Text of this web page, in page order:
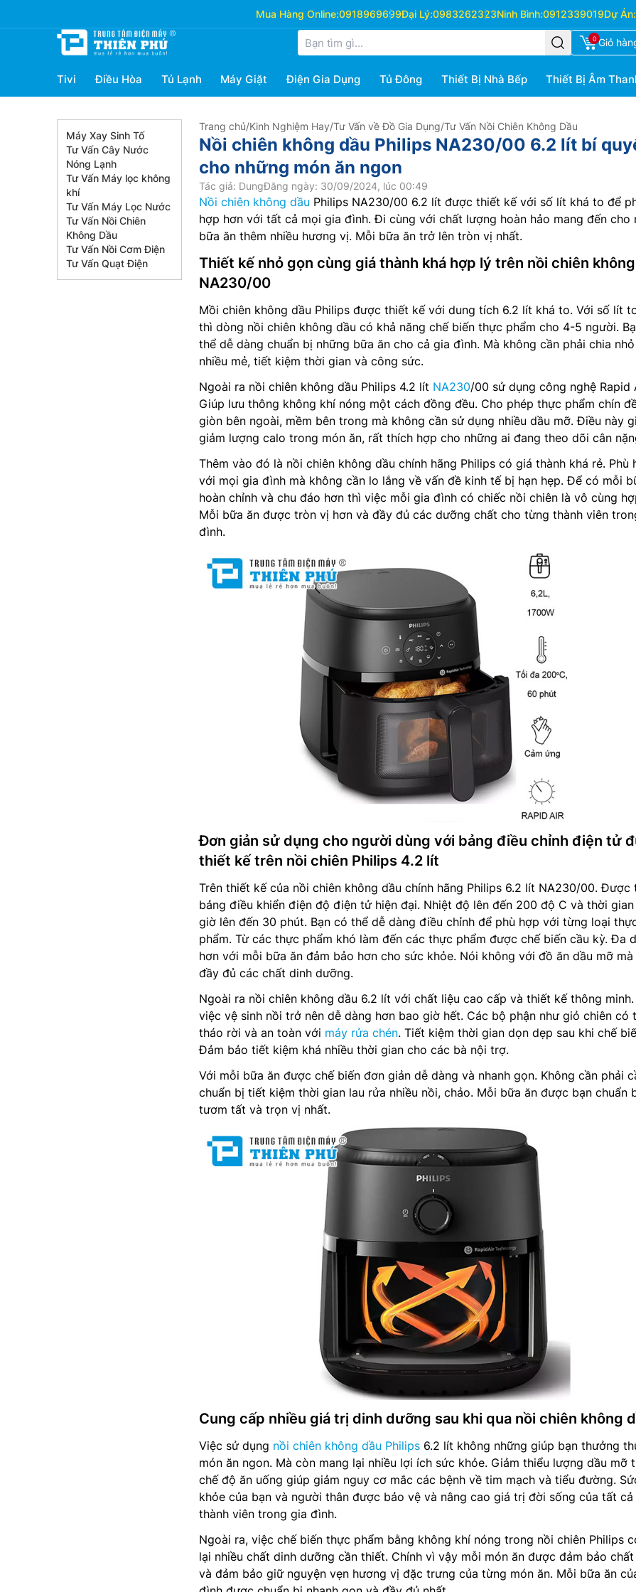
Mua Hàng Online:0918969699Đại Lý:0983262323Ninh Bình:0912339019Dự Án:
0 Giỏ
Tivi Điều Hòa Tủ Lạnh Máy Giặt Điện Gia Dụng Tủ Đông Thiết Bị Nhà Bếp Thiết Bị Âm
Máy Xay Sinh Tố
Tư Vấn Cây Nước
Nóng Lạnh
Tư Vấn Máy lọc không
khí
Tư Vấn Máy Lọc Nước
Tư Vấn Nồi Chiên
Không Dầu
Tư Vấn Nồi Cơm Điện
Tư Vấn Quạt Điện
Trang chủ/Kinh Nghiệm Hay/Tư Vấn về Đồ Gia Dụng/Tư Vấn Nồi Chiên Không Dầu
Nồi chiên không dầu Philips NA230/00 6.2 lít bí
cho những món ăn ngon
Tác giả: DungĐăng ngày: 30/09/2024, lúc 00:49
Nồi chiên không dầu Philips NA230/00 6.2 lít được thiết kế với số lít khá to để
hợp hơn với tất cả mọi gia đình. Đi cùng với chất lượng hoàn hảo mang đến cho
bữa ăn thêm nhiều hương vị. Mỗi bữa ăn trở lên tròn vị nhất.
Thiết kế nhỏ gọn cùng giá thành khá hợp lý trên nồi chiên
NA230/00
Mồi chiên không dầu Philips được thiết kế với dung tích 6.2 lít khá to. Với số lít
thì dòng nồi chiên không dầu có khả năng chế biến thực phẩm cho 4-5 người.
thể dễ dàng chuẩn bị những bữa ăn cho cả gia đình. Mà không cần phải chia
nhiều mẻ, tiết kiệm thời gian và công sức.
Ngoài ra nồi chiên không dầu Philips 4.2 lít NA230/00 sử dụng công nghệ Rapid
Giúp lưu thông không khí nóng một cách đồng đều. Cho phép thực phẩm chín
giòn bên ngoài, mềm bên trong mà không cần sử dụng nhiều dầu mỡ. Điều này
giảm lượng calo trong món ăn, rất thích hợp cho những ai đang theo dõi cân
Thêm vào đó là nồi chiên không dầu chính hãng Philips có giá thành khá rẻ. Phù
với mọi gia đình mà không cần lo lắng về vấn đề kinh tế bị hạn hẹp. Để có mỗi
hoàn chỉnh và chu đáo hơn thì việc mỗi gia đình có chiếc nồi chiên là vô cùng
Mỗi bữa ăn được tròn vị hơn và đầy đủ các dưỡng chất cho từng thành viên
đình.
Đơn giản sử dụng cho người dùng với bảng điều chỉnh điện tử
thiết kế trên nồi chiên Philips 4.2 lít
Trên thiết kế của nồi chiên không dầu chính hãng Philips 6.2 lít NA230/00. Được
bảng điều khiển điện độ điện tử hiện đại. Nhiệt độ lên đến 200 độ C và thời gian
giờ lên đến 30 phút. Bạn có thể dễ dàng điều chỉnh để phù hợp với từng loại
phẩm. Từ các thực phẩm khó làm đến các thực phẩm được chế biến cầu kỳ. Đa
hơn với mỗi bữa ăn đảm bảo hơn cho sức khỏe. Nói không với đồ ăn dầu mỡ mà
đầy đủ các chất dinh dưỡng.
Ngoài ra nồi chiên không dầu 6.2 lít với chất liệu cao cấp và thiết kế thông minh.
việc vệ sinh nồi trở nên dễ dàng hơn bao giờ hết. Các bộ phận như giỏ chiên có
tháo rời và an toàn với máy rửa chén. Tiết kiệm thời gian dọn dẹp sau khi chế
Đảm bảo tiết kiệm khá nhiều thời gian cho các bà nội trợ.
Với mỗi bữa ăn được chế biến đơn giản dễ dàng và nhanh gọn. Không cần phải
chuẩn bị tiết kiệm thời gian lau rửa nhiều nồi, chảo. Mỗi bữa ăn được bạn chuẩn
tươm tất và trọn vị nhất.
Cung cấp nhiều giá trị dinh dưỡng sau khi qua nồi chiên không
Việc sử dụng nồi chiên không dầu Philips 6.2 lít không những giúp bạn thưởng
món ăn ngon. Mà còn mang lại nhiều lợi ích sức khỏe. Giảm thiểu lượng dầu mỡ
chế độ ăn uống giúp giảm nguy cơ mắc các bệnh về tim mạch và tiểu đường.
khỏe của bạn và người thân được bảo vệ và nâng cao giá trị đời sống của tất cả
thành viên trong gia đình.
Ngoài ra, việc chế biến thực phẩm bằng không khí nóng trong nồi chiên Philips
lại nhiều chất dinh dưỡng cần thiết. Chính vì vậy mỗi món ăn được đảm bảo
và đảm bảo giữ nguyện vẹn hương vị đặc trưng của từng món ăn. Mỗi bữa ăn